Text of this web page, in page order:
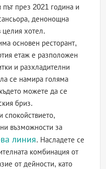
път през 2021 година и
денонощна
хотел.
основен ресторант,
етаж е разположен
и разхладителни
се намира голяма
можете да се
бриз.
спокойствието,
възможности за
линия. Насладете се
комбинация от
от дейности, като